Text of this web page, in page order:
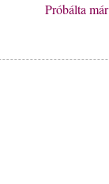
Próbálta